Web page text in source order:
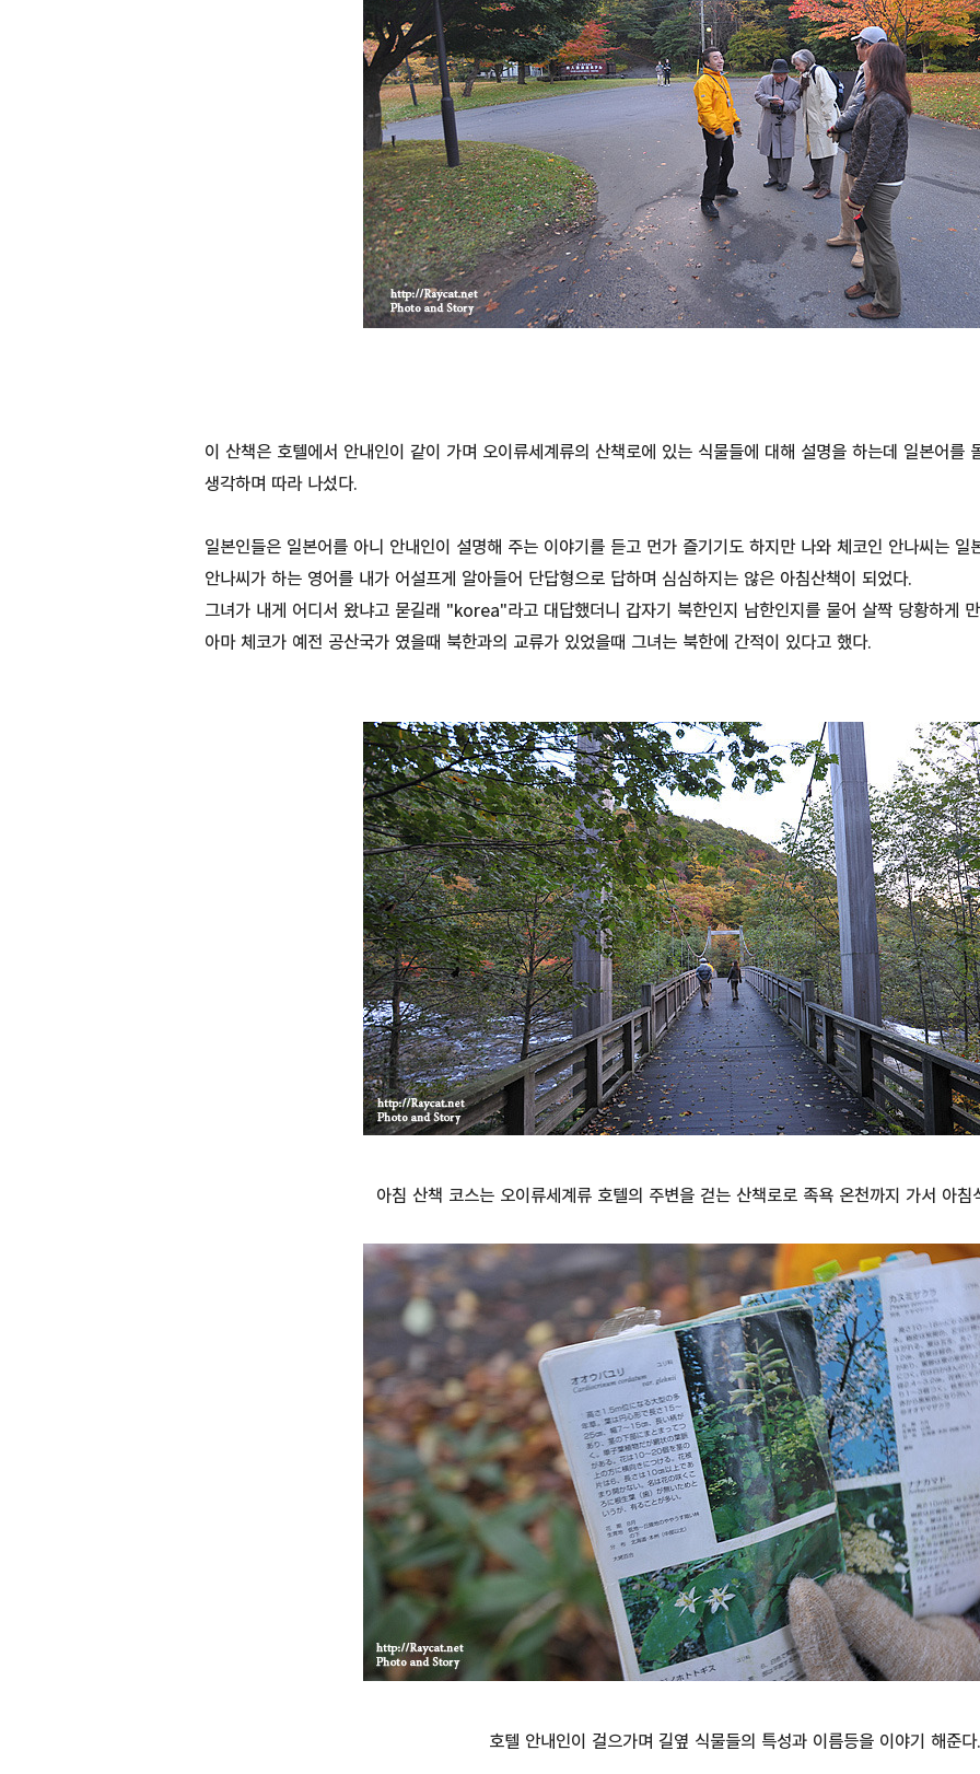
이 산책은 호텔에서 안내인이 같이 가며 오이류세계류의 산책로에 있는 식물들에 대해 설명을 하는데 일본어를
생각하며 따라 나섰다.
일본인들은 일본어를 아니 안내인이 설명해 주는 이야기를 듣고 먼가 즐기기도 하지만 나와 체코인 안나씨는
안나씨가 하는 영어를 내가 어설프게 알아들어 단답형으로 답하며 심심하지는 않은 아침산책이 되었다.
그녀가 내게 어디서 왔냐고 묻길래 "korea"라고 대답했더니 갑자기 북한인지 남한인지를 물어 살짝 당황하게
아마 체코가 예전 공산국가 였을때 북한과의 교류가 있었을때 그녀는 북한에 간적이 있다고 했다.
아침 산책 코스는 오이류세계류 호텔의 주변을 걷는 산책로로 족욕 온천까지 가서 아침
호텔 안내인이 걸으가며 길옆 식물들의 특성과 이름등을 이야기 해준다.